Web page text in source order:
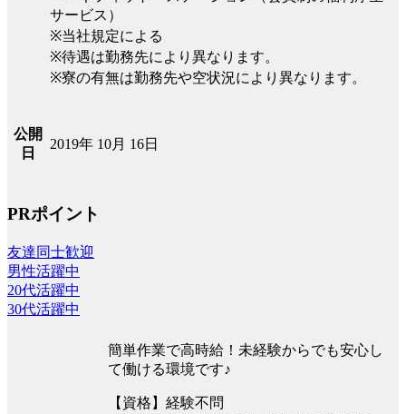
サービス）
※当社規定による
※待遇は勤務先により異なります。
※寮の有無は勤務先や空状況により異なります。
公開
日
2019年 10月 16日
PRポイント
友達同士歓迎
男性活躍中
20代活躍中
30代活躍中
簡単作業で高時給！未経験からでも安心し
て働ける環境です♪
【資格】経験不問